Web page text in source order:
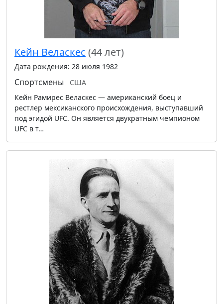
Кейн Веласкес (44 лет)
Дата рождения: 28 июля 1982
Спортсмены
США
Кейн Рамирес Веласкес — американский боец и
рестлер мексиканского происхождения, выступавший
под эгидой UFC. Он является двукратным чемпионом
UFC в т…